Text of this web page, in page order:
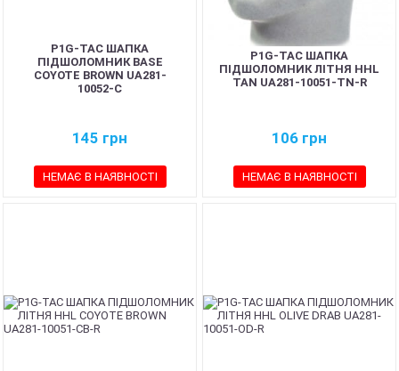
P1G-TAC ШАПКА
ПІДШОЛОМНИК BASE
COYOTE BROWN UA281-
10052-C
145 грн
НЕМАЄ В НАЯВНОСТІ
P1G-TAC ШАПКА
ПІДШОЛОМНИК ЛІТНЯ HHL
TAN UA281-10051-TN-R
106 грн
НЕМАЄ В НАЯВНОСТІ